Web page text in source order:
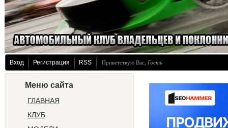
Вход Регистрация RSS Приветствую Вас Гость
Меню сайта
ГЛАВНАЯ
КЛУБ